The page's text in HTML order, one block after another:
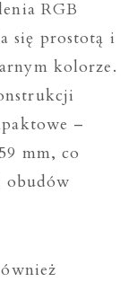
RGB
się prostotą i
kolorze.
–
mm, co
obudów